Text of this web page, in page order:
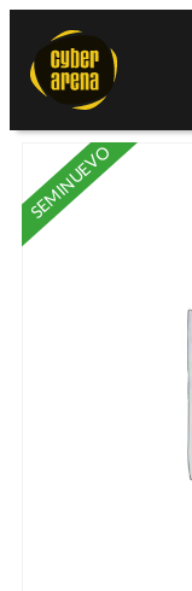
SEMINUEVO